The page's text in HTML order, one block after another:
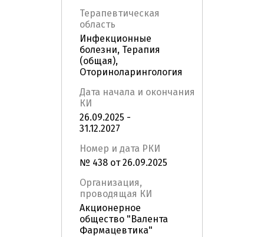
Терапевтическая
область
Инфекционные
болезни, Терапия
(общая),
Оториноларингология
Дата начала и окончания
КИ
26.09.2025 -
31.12.2027
Номер и дата РКИ
№ 438 от 26.09.2025
Организация,
проводящая КИ
Акционерное
общество "Валента
Фармацевтика"